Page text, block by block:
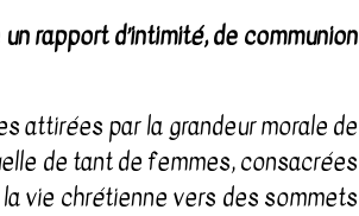
rapport d’intimité, de communion
attirées par la grandeur morale de
de tant de femmes, consacrées
vie chrétienne vers des sommets